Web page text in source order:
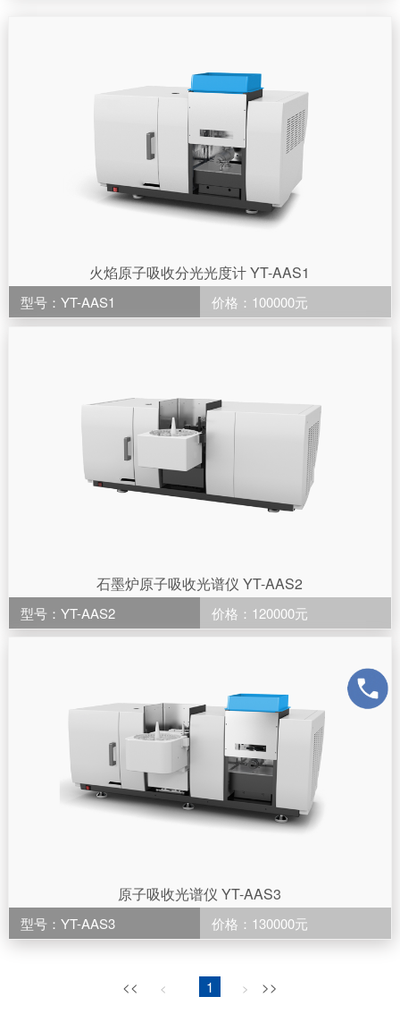
火焰原子吸收分光光度计 YT-AAS1
型号：YT-AAS1 价格：100000元
石墨炉原子吸收光谱仪 YT-AAS2
型号：YT-AAS2 价格：120000元
原子吸收光谱仪 YT-AAS3
型号：YT-AAS3 价格：130000元
<< < 1 > >>